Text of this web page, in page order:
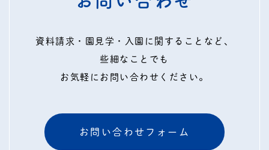
資料請求・園見学・入園に関することなど、
些細なことでも
お気軽にお問い合わせください。
お問い合わせフォーム